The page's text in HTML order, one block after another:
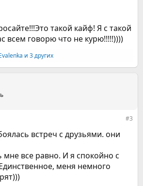
такой кайф! Я с такой
всем говорю что не курю!!!!!))))
и 3 других
#3
встреч с друзьями. они
мне все равно. И я спокойно с
меня немного